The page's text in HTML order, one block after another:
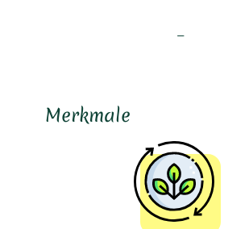
–
Merkmale